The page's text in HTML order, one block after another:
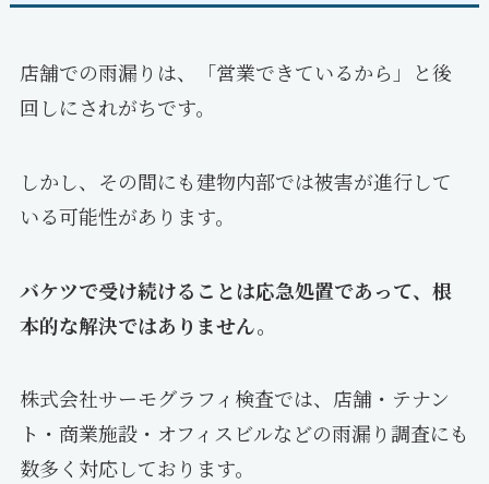
店舗での雨漏りは、「営業できているから」と後
回しにされがちです。
しかし、その間にも建物内部では被害が進行して
いる可能性があります。
バケツで受け続けることは応急処置であって、根
本的な解決ではありません。
株式会社サーモグラフィ検査では、店舗・テナン
ト・商業施設・オフィスビルなどの雨漏り調査にも
数多く対応しております。